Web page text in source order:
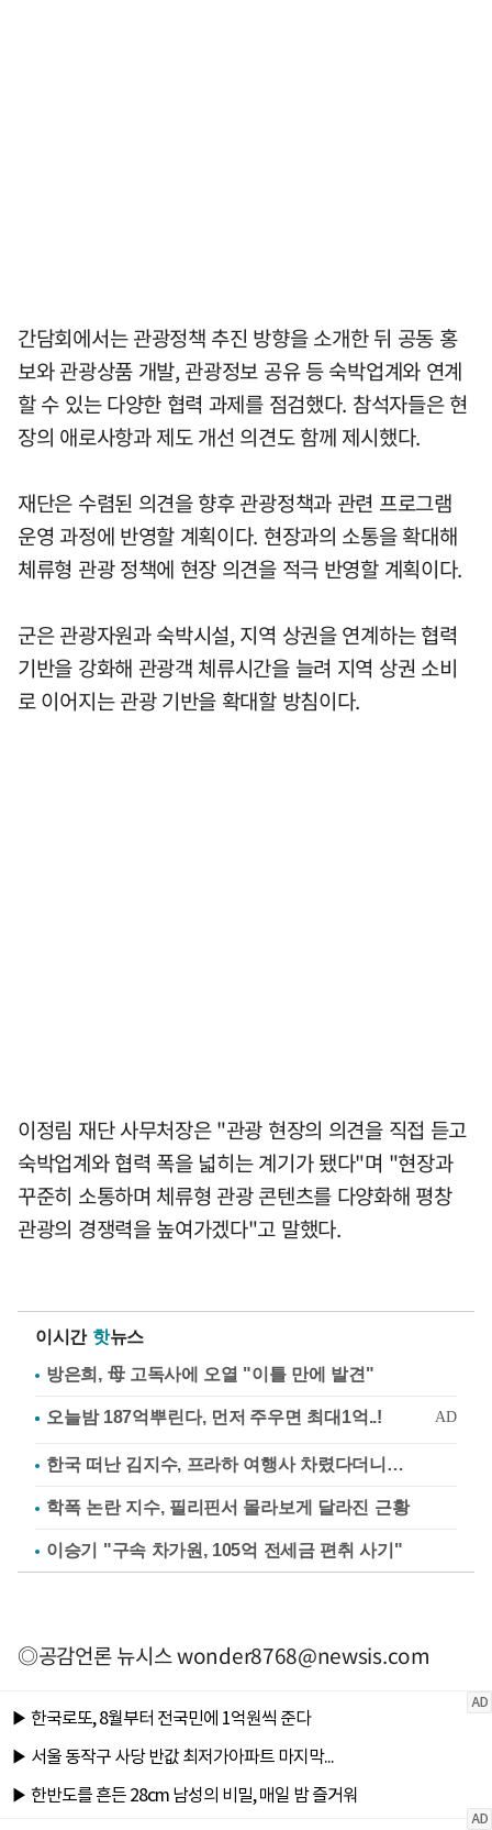
간담회에서는 관광정책 추진 방향을 소개한 뒤 공동 홍
보와 관광상품 개발, 관광정보 공유 등 숙박업계와 연계
할 수 있는 다양한 협력 과제를 점검했다. 참석자들은 현
장의 애로사항과 제도 개선 의견도 함께 제시했다.
재단은 수렴된 의견을 향후 관광정책과 관련 프로그램
운영 과정에 반영할 계획이다. 현장과의 소통을 확대해
체류형 관광 정책에 현장 의견을 적극 반영할 계획이다.
군은 관광자원과 숙박시설, 지역 상권을 연계하는 협력
기반을 강화해 관광객 체류시간을 늘려 지역 상권 소비
로 이어지는 관광 기반을 확대할 방침이다.
이정림 재단 사무처장은 "관광 현장의 의견을 직접 듣고
숙박업계와 협력 폭을 넓히는 계기가 됐다"며 "현장과
꾸준히 소통하며 체류형 관광 콘텐츠를 다양화해 평창
관광의 경쟁력을 높여가겠다"고 말했다.
이시간 핫뉴스
방은희, 母 고독사에 오열 "이틀 만에 발견"
한국 떠난 김지수, 프라하 여행사 차렸다더니…
학폭 논란 지수, 필리핀서 몰라보게 달라진 근황
이승기 "구속 차가원, 105억 전세금 편취 사기"
◎공감언론 뉴시스wonder8768@newsis.com